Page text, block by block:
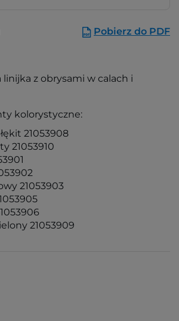
Pobierz do PDF
linijka z obrysami w calach i
kolorystyczne:
21053908
21053910
21053903
21053909